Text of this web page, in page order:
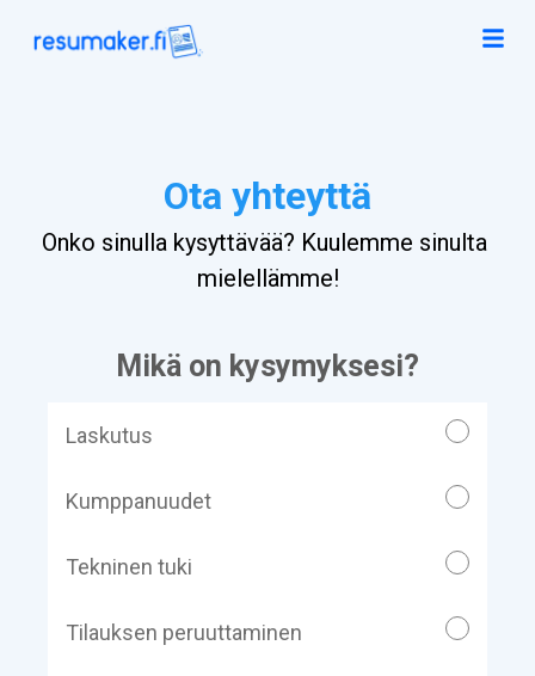
Ota yhteyttä
Onko sinulla kysyttävää? Kuulemme sinulta
mielellämme!
Mikä on kysymyksesi?
Laskutus
Kumppanuudet
Tekninen tuki
Tilauksen peruuttaminen